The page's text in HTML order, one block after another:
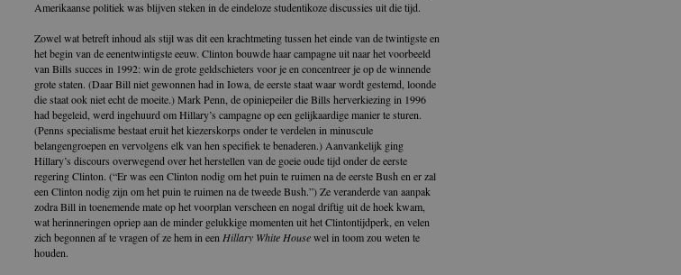
Amerikaanse politiek was blijven steken in de eindeloze studentikoze discussies uit die tijd.
Zowel wat betreft inhoud als stijl was dit een krachtmeting tussen het einde van de twintigste en
het begin van de eenentwintigste eeuw. Clinton bouwde haar campagne uit naar het voorbeeld
van Bills succes in 1992: win de grote geldschieters voor je en concentreer je op de winnende
grote staten. (Daar Bill niet gewonnen had in Iowa, de eerste staat waar wordt gestemd, loonde
die staat ook niet echt de moeite.) Mark Penn, de opiniepeiler die Bills herverkiezing in 1996
had begeleid, werd ingehuurd om Hillary’s campagne op een gelijkaardige manier te sturen.
(Penns specialisme bestaat eruit het kiezerskorps onder te verdelen in minuscule
belangengroepen en vervolgens elk van hen specifiek te benaderen.) Aanvankelijk ging
Hillary’s discours overwegend over het herstellen van de goeie oude tijd onder de eerste
regering Clinton. (“Er was een Clinton nodig om het puin te ruimen na de eerste Bush en er zal
een Clinton nodig zijn om het puin te ruimen na de tweede Bush.”) Ze veranderde van aanpak
zodra Bill in toenemende mate op het voorplan verscheen en nogal driftig uit de hoek kwam,
wat herinneringen opriep aan de minder gelukkige momenten uit het Clintontijdperk, en velen
zich begonnen af te vragen of ze hem in een Hillary White Housewel in toom zou weten te
houden.